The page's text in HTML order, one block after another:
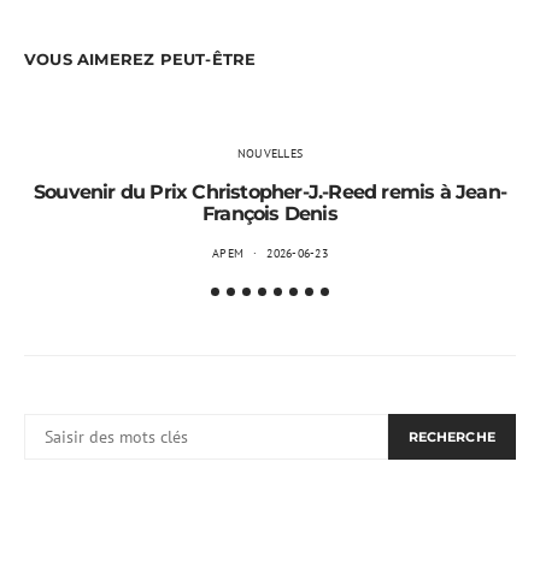
VOUS AIMEREZ PEUT-ÊTRE
NOUVELLES
Souvenir du Prix Christopher-J.-Reed remis à Jean-
François Denis
APEM 2026-06-23
RECHERCHE